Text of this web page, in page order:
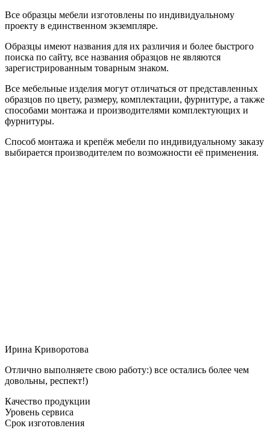
Все образцы мебели изготовлены по индивидуальному
проекту в единственном экземпляре.
Образцы имеют названия для их различия и более быстрого
поиска по сайту, все названия образцов не являются
зарегистрированным товарным знаком.
Все мебельные изделия могут отличаться от представленных
образцов по цвету, размеру, комплектации, фурнитуре, а также
способами монтажа и производителями комплектующих и
фурнитуры.
Способ монтажа и крепёж мебели по индивидуальному заказу
выбирается производителем по возможности её применения.
Ирина Криворотова
Отлично выполняете свою работу:) все остались более чем
довольны, респект!)
Качество продукции
Уровень сервиса
Срок изготовления